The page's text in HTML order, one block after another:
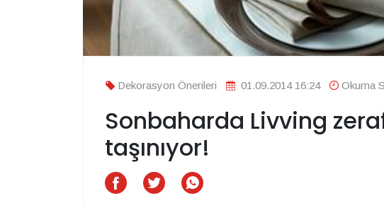
Dekorasyon Önerileri 01.09.2014 16:24 Okuma
Sonbaharda Livving
taşınıyor!